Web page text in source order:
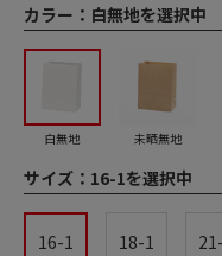
カラー： 白無地を選択中
白無地 未晒無地
サイズ： 16-1を選択中
16-1 18-1